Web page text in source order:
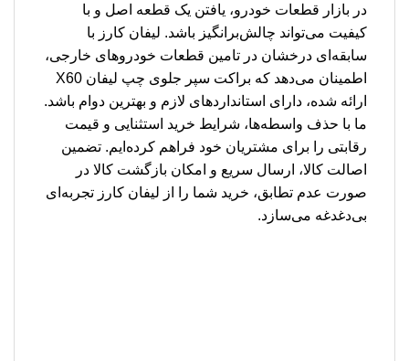
در بازار قطعات خودرو، یافتن یک قطعه اصل و با
کیفیت می‌تواند چالش‌برانگیز باشد. لیفان کارز با
سابقه‌ای درخشان در تامین قطعات خودروهای خارجی،
اطمینان می‌دهد که براکت سپر جلوی چپ لیفان X60
ارائه شده، دارای استانداردهای لازم و بهترین دوام باشد.
ما با حذف واسطه‌ها، شرایط خرید استثنایی و قیمت
رقابتی را برای مشتریان خود فراهم کرده‌ایم. تضمین
اصالت کالا، ارسال سریع و امکان بازگشت کالا در
صورت عدم تطابق، خرید شما را از لیفان کارز تجربه‌ای
بی‌دغدغه می‌سازد.